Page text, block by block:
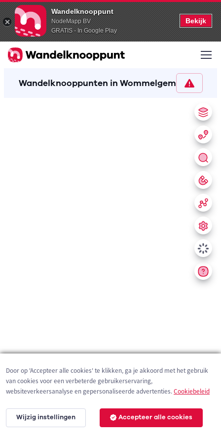
Wandelknooppunt
NodeMapp BV
GRATIS - In Google Play
Bekijk
Wandelknooppunten in Wommelgem
2 km
Door op 'Accepteer alle cookies' te klikken, ga je akkoord met het gebruik
van cookies voor een verbeterde gebruikerservaring,
websiteverkeersanalyse en gepersonaliseerde advertenties.Cookiebeleid
Wijzig instellingen Accepteer alle cookies